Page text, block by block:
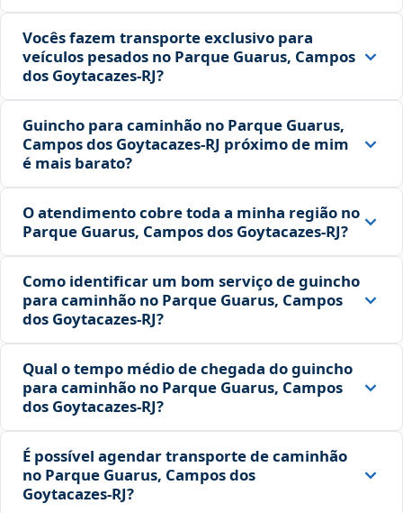
Vocês fazem transporte exclusivo para
veículos pesados no Parque Guarus, Campos
dos Goytacazes‑RJ?
Guincho para caminhão no Parque Guarus,
Campos dos Goytacazes‑RJ próximo de mim
é mais barato?
O atendimento cobre toda a minha região no
Parque Guarus, Campos dos Goytacazes‑RJ?
Como identificar um bom serviço de guincho
para caminhão no Parque Guarus, Campos
dos Goytacazes‑RJ?
Qual o tempo médio de chegada do guincho
para caminhão no Parque Guarus, Campos
dos Goytacazes‑RJ?
É possível agendar transporte de caminhão
no Parque Guarus, Campos dos
Goytacazes‑RJ?